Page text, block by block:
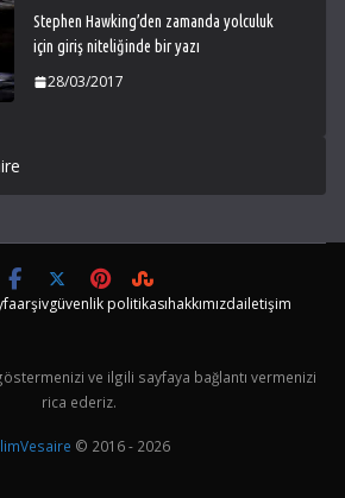
Stephen Hawking’den zamanda yolculuk
için giriş niteliğinde bir yazı
28/03/2017
arşivgüvenlik politikasıhakkımızdailetişim
ve ilgili sayfaya bağlantı vermenizi
rica ederiz.
© 2016 - 2026